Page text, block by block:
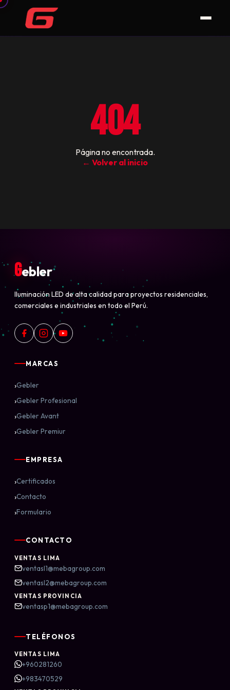
404
Página no encontrada.
← Volver al inicio
Gebler
Iluminación LED de alta calidad para proyectos residenciales,
comerciales e industriales en todo el Perú.
MARCAS
›Gebler
›Gebler Profesional
›Gebler Avant
›Gebler Premiur
EMPRESA
›Certificados
›Contacto
›Formulario
CONTACTO
VENTAS LIMA
ventasl1@mebagroup.com
ventasl2@mebagroup.com
VENTAS PROVINCIA
ventasp1@mebagroup.com
TELÉFONOS
VENTAS LIMA
+960281260
+983470529